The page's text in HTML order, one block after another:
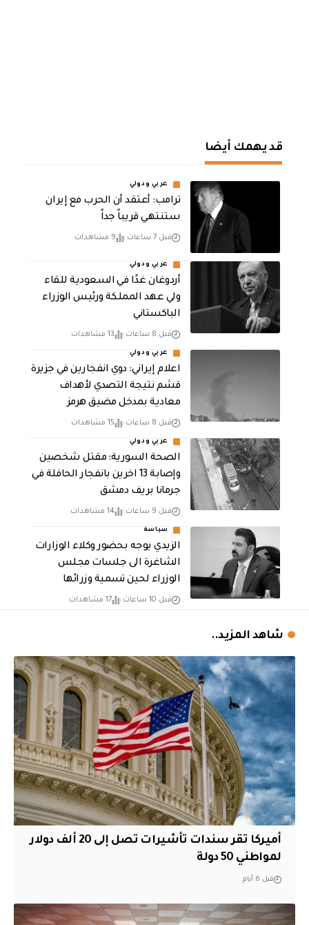
قد يهمك أيضا
عربي ودولي
‏ترامب: أعتقد أن الحرب مع إيران
ستنتهي قريباً جداً
قبل 7 ساعات 9 مشاهدات
عربي ودولي
أردوغان غدًا في السعودية للقاء
ولي عهد المملكة ورئيس الوزراء
الباكستاني
قبل 8 ساعات 13 مشاهدات
عربي ودولي
اعلام إيراني: دوي انفجارين في جزيرة
قشم نتيجة التصدي لأهداف
معادية بمدخل مضيق هرمز
قبل 8 ساعات 15 مشاهدات
عربي ودولي
الصحة السورية: مقتل شخصين
وإصابة 13 اخرين بانفجار الحافلة في
جرمانا بريف دمشق
قبل 9 ساعات 14 مشاهدات
سياسة
الزيدي يوجه بحضور وكلاء الوزارات
الشاغرة الى جلسات مجلس
الوزراء لحين تسمية وزرائها
قبل 10 ساعات 17 مشاهدات
شاهد المزيد..
أميركا تقر سندات تأشيرات تصل إلى 20 ألف دولار
لمواطني 50 دولة
قبل 6 أيام